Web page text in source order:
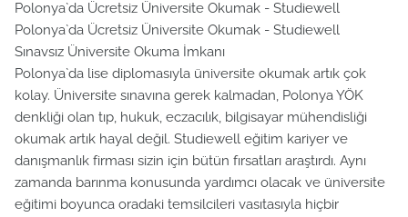
Polonya`da Ücretsiz Üniversite Okumak - Studiewell
Polonya`da Ücretsiz Üniversite Okumak - Studiewell
Sınavsız Üniversite Okuma İmkanı
Polonya`da lise diplomasıyla üniversite okumak artık çok
kolay. Üniversite sınavına gerek kalmadan, Polonya YÖK
denkliği olan tıp, hukuk, eczacılık, bilgisayar mühendisliği
okumak artık hayal değil. Studiewell eğitim kariyer ve
danışmanlık firması sizin için bütün fırsatları araştırdı. Aynı
zamanda barınma konusunda yardımcı olacak ve üniversite
eğitimi boyunca oradaki temsilcileri vasıtasıyla hiçbir